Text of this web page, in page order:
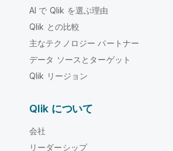
AI で Qlik を選ぶ理由
Qlik との比較
主なテクノロジー パートナー
データ ソースとターゲット
Qlik リージョン
Qlik について
会社
リーダーシップ